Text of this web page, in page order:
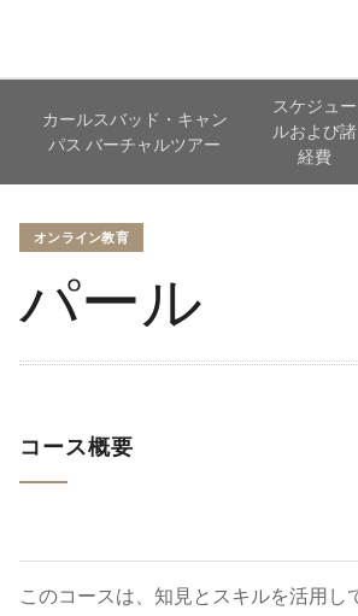
カールスバッド・キャン
パス バーチャルツアー
スケジュー
ルおよび諸
経費
オンライン教育
パール
コー​​ス概要
このコースは、知見とスキルを活用し